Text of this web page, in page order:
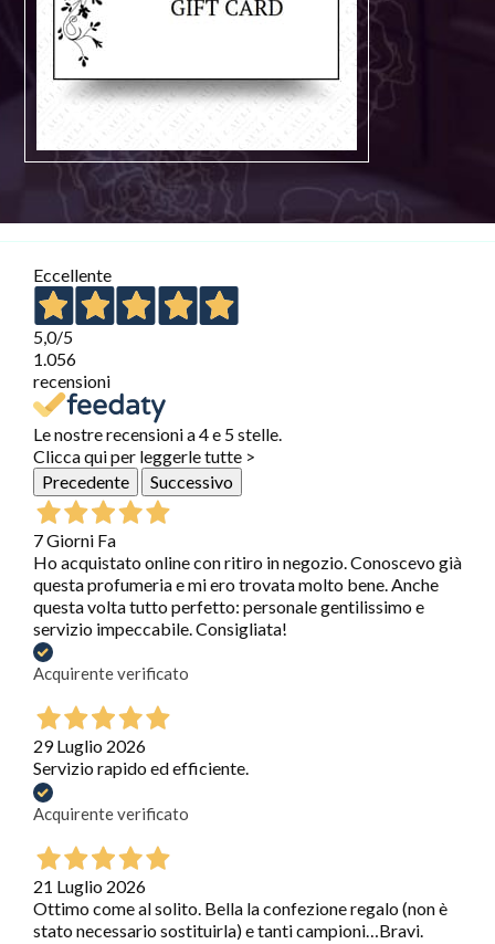
Eccellente
5,0/5
1.056
recensioni
Le nostre recensioni a 4 e 5 stelle.
Clicca qui per leggerle tutte >
Precedente
Successivo
7 Giorni Fa
Ho acquistato online con ritiro in negozio. Conoscevo già
questa profumeria e mi ero trovata molto bene. Anche
questa volta tutto perfetto: personale gentilissimo e
servizio impeccabile. Consigliata!
Acquirente verificato
29 Luglio 2026
Servizio rapido ed efficiente.
Acquirente verificato
21 Luglio 2026
Ottimo come al solito. Bella la confezione regalo (non è
stato necessario sostituirla) e tanti campioni…Bravi.